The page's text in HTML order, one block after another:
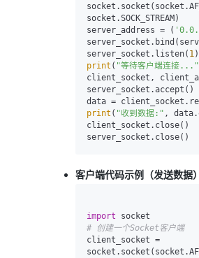
socket.SOCK_STREAM)
server_address = (
server_socket.listen( 1
print ( "等待客户端连接..."
client_socket,
server_socket.accept()
data =
print ( "收到数据:" ,
client_socket.close()
客户端代码示例（发送数据）
import
# 创建一个Socket客户端
client_socket =